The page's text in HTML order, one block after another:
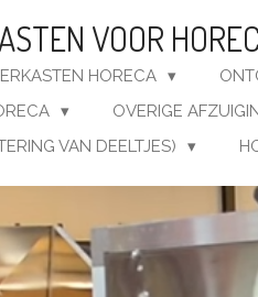
VOOR
HORECA
OVERIGE
VAN DEELTJES)